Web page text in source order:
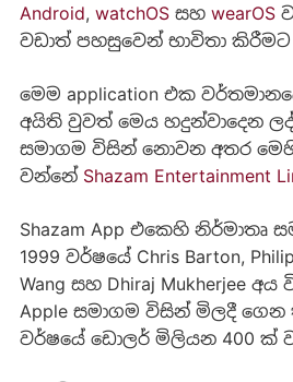
Android, watchOS සහ wearOS
වඩාත් පහසුවෙන් භාවිතා කිරීමට
මෙම application එක
අයිති වුවත් මෙය හදුන්වාදෙන
සමාගම විසින් නොවන අතර
වන්නේ Shazam Entertainment
Shazam App එකෙහි
1999 වර්ෂයේ Chris Barton,
Wang සහ Dhiraj Mukherjee
Apple සමාගම විසින් මිලදී ගෙන
වර්ෂයේ ඩොලර් මිලියන 400 ක්